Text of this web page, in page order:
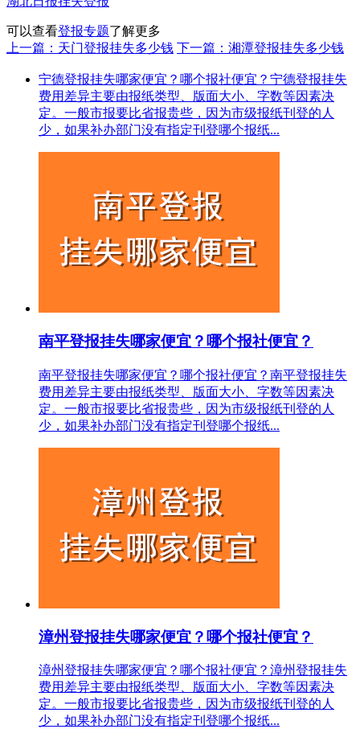
可以查看登报专题了解更多
上一篇：天门登报挂失多少钱 下一篇：湘潭登报挂失多少钱
宁德登报挂失哪家便宜？哪个报社便宜？宁德登报挂失
费用差异主要由报纸类型、版面大小、字数等因素决
定。一般市报要比省报贵些，因为市级报纸刊登的人
少，如果补办部门没有指定刊登哪个报纸...
南平登报挂失哪家便宜？哪个报社便宜？
南平登报挂失哪家便宜？哪个报社便宜？南平登报挂失
费用差异主要由报纸类型、版面大小、字数等因素决
定。一般市报要比省报贵些，因为市级报纸刊登的人
少，如果补办部门没有指定刊登哪个报纸...
漳州登报挂失哪家便宜？哪个报社便宜？
漳州登报挂失哪家便宜？哪个报社便宜？漳州登报挂失
费用差异主要由报纸类型、版面大小、字数等因素决
定。一般市报要比省报贵些，因为市级报纸刊登的人
少，如果补办部门没有指定刊登哪个报纸...